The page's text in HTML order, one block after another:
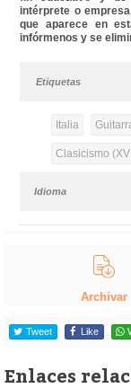
intérprete o
que aparece en
infórmenos y se
Etiquetas
Italia
Clasicismo
Idioma
Archivar
Tweet Like
Enlaces